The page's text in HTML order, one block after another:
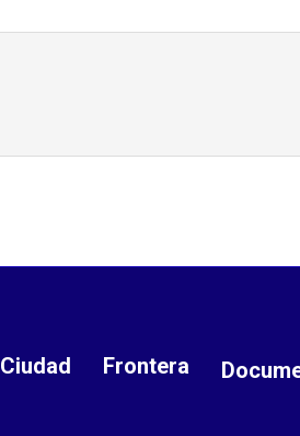
Ciudad Frontera